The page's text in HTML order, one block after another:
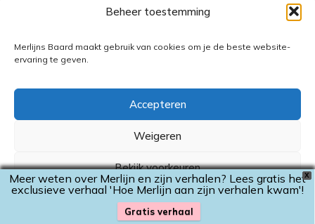
Beheer toestemming
Merlijns Baard maakt gebruik van cookies om je de beste website-
ervaring te geven.
Accepteren
Weigeren
Bekijk voorkeuren
Privacyverklaring
Audioverhalen
X
Meer weten over Merlijn en zijn verhalen? Lees gratis het
exclusieve verhaal 'Hoe Merlijn aan zijn verhalen kwam'!
Gratis verhaal